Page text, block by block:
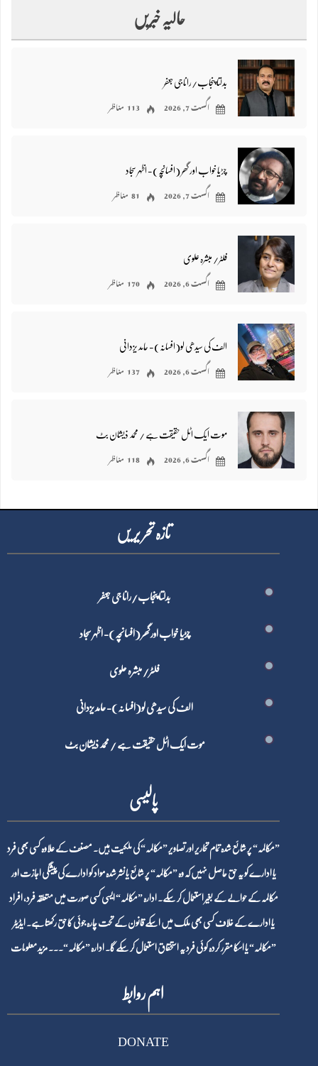
حالیہ خبریں
بدلتا پنجاب/رانا جی جعفر
اگست 7, 2026 113 مناظر
چڑیا خواب اور گھر (افسانچہ)- اظہر سجاد
اگست 7, 2026 81 مناظر
فلٹر/ مبشرہ علوی
اگست 6, 2026 170 مناظر
الف کی سیدھی لو(افسانہ)- حامد یزدانی
اگست 6, 2026 137 مناظر
موت ایک اٹل حقیقت ہے / محمد ذیشان بٹ
اگست 6, 2026 118 مناظر
تازہ تحر یر یں
بدلتا پنجاب/رانا جی جعفر
چڑیا خواب اور گھر (افسانچہ)- اظہر سجاد
فلٹر/ مبشرہ علوی
الف کی سیدھی لو(افسانہ)- حامد یزدانی
موت ایک اٹل حقیقت ہے / محمد ذیشان بٹ
پالیسی
”مکالمہ“ پر شائع شدہ تمام تحاریر اور تصاویر ”مکالمہ“ کی ملکیت ہیں۔ مصنف کے علاوہ کسی بھی فرد
یا ادارے کو یہ حق حاصل نہیں کہ وہ ”مکالمہ“ پر شائع یا نشر شدہ مواد کو ادارے کی پیشگی اجازت اور
مکالمہ کے حوالے کے بغیر استعمال کر سکے۔ ادارہ ”مکالمہ“ ایسی کسی صورت میں متعلقہ فرد، افراد
یا ادارے کے خلاف کسی بھی ملک میں اسکے قانون کے تحت چارہ جوئی کا حق رکھتا ہے۔ ایڈیٹر
”مکالمہ“ یا اسکا مقرر کردہ کوئی فرد یہ استحقاق استعمال کر سکے گا۔ ادارہ ”مکالمہ“۔۔۔ مزید معلومات
اہم روابط
DONATE